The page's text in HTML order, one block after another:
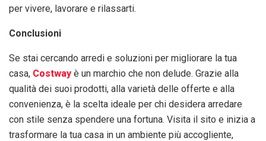
per vivere, lavorare e rilassarti.
Conclusioni
Se stai cercando arredi e soluzioni per migliorare la tua
casa, Costway è un marchio che non delude. Grazie alla
qualità dei suoi prodotti, alla varietà delle offerte e alla
convenienza, è la scelta ideale per chi desidera arredare
con stile senza spendere una fortuna. Visita il sito e inizia a
trasformare la tua casa in un ambiente più accogliente,